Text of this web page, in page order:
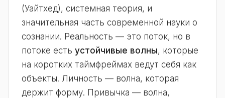
(Уайтхед), системная теория, и
значительная часть современной науки о
сознании. Реальность — это поток, но в
потоке есть устойчивые волны, которые
на коротких таймфреймах ведут себя как
объекты. Личность — волна, которая
держит форму. Привычка — волна,